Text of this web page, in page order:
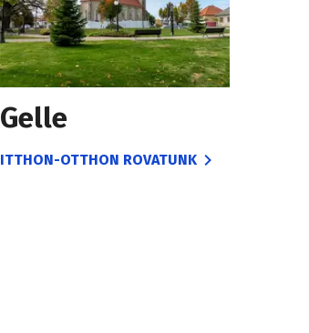
Gelle
ITTHON-OTTHON ROVATUNK